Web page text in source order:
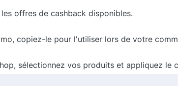
offres de cashback disponibles.
copiez-le pour l'utiliser lors de votre
sélectionnez vos produits et appliquez le